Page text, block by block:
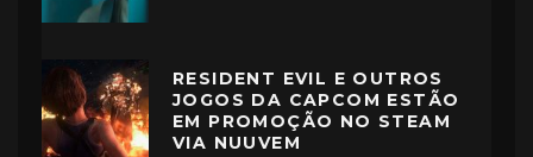
RESIDENT EVIL E OUTROS
JOGOS DA CAPCOM ESTÃO
EM PROMOÇÃO NO STEAM
VIA NUUVEM